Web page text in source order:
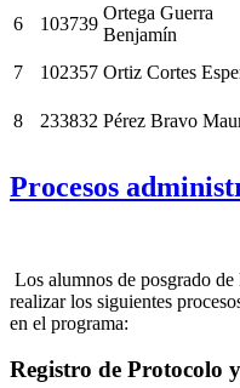
6
103739
Ortega Guerra
Benjamín
7
102357 Ortiz Cortes
8
233832 Pérez Bravo
Procesos
Los alumnos de posgrado
realizar los siguientes
en el programa:
Registro de Protocolo